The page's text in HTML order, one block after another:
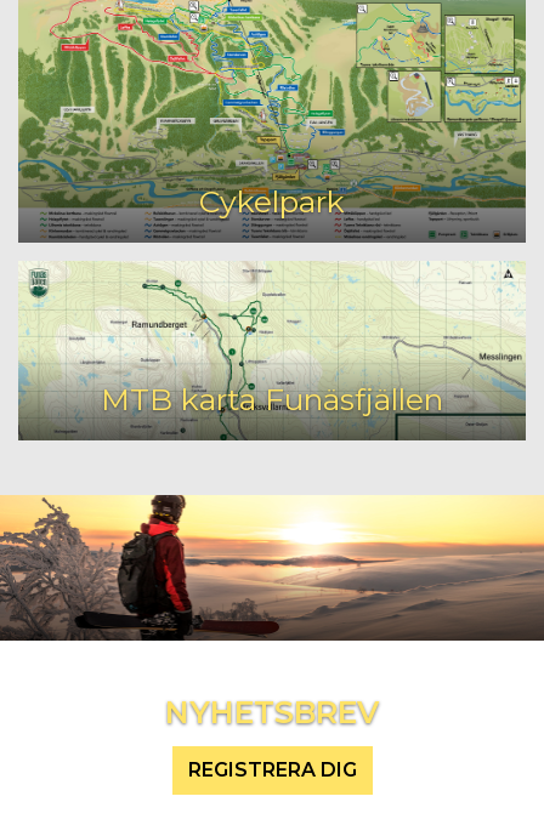
Cykelpark
MTB karta Funäsfjällen
NYHETSBREV
REGISTRERA DIG